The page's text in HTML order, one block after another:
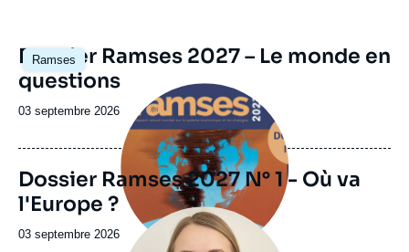
Ramses
Image
principale
Dossier Ramses 2027 – Le monde en
questions
Date
publication
03 septembre 2026
principale
Dossier Ramses 2027 N° 1 - Où va
l'Europe ?
Date
03 septembre 2026
Image
principale
médiatique